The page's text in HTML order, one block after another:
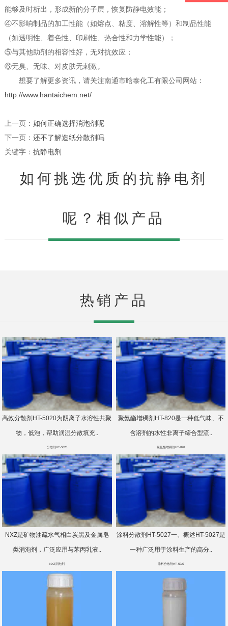
能够及时析出，形成新的分子层，恢复防静电效能；
④不影响制品的加工性能（如熔点、粘度、溶解性等）和制品性能
（如透明性、着色性、印刷性、热合性和力学性能）；
⑤与其他助剂的相容性好，无对抗效应；
⑥无臭、无味、对皮肤无刺激。
想要了解更多资讯，请关注南通市晗泰化工有限公司网站：
http://www.hantaichem.net/
上一页： 如何正确选择消泡剂呢
下一页： 还不了解造纸分散剂吗
关键字： 抗静电剂
如何挑选优质的抗静电剂
呢？相似产品
热销产品
高效分散剂HT-5020为阴离子水溶性共聚
物，低泡，帮助润湿分散填充..
分散剂HT-5020
聚氨酯增稠剂HT-820是一种低气味、不
含溶剂的水性非离子缔合型流..
聚氨酯增稠剂HT-820
NXZ是矿物油疏水气相白炭黑及金属皂
类消泡剂，广泛应用与苯丙乳液..
NXZ消泡剂
涂料分散剂HT-5027一、概述HT-5027是
一种广泛用于涂料生产的高分..
涂料分散剂HT-5027